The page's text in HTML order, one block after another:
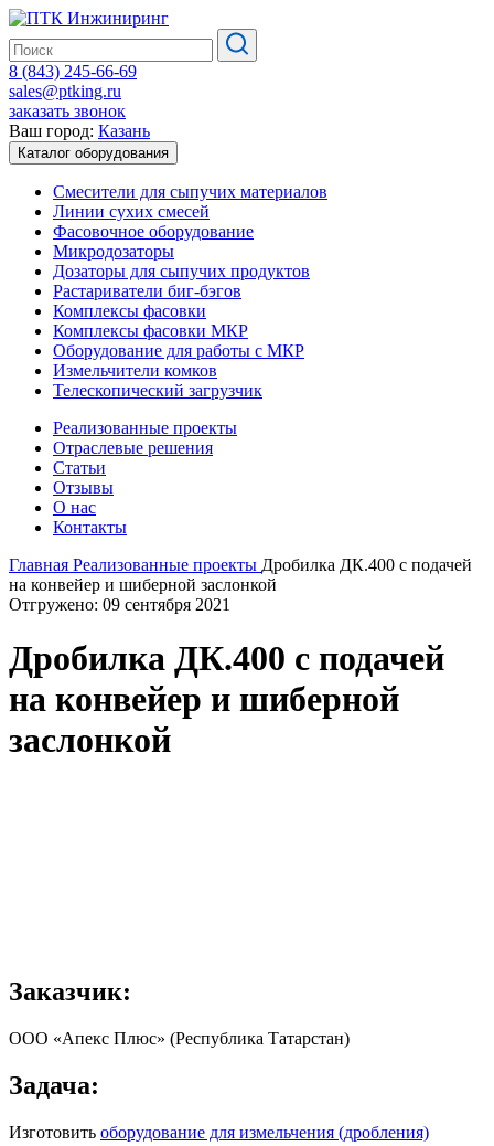
8 (843) 245-66-69
sales@ptking.ru
заказать звонок
Ваш город: Казань
Каталог оборудования
Смесители для сыпучих материалов
Линии сухих смесей
Фасовочное оборудование
Микродозаторы
Дозаторы для сыпучих продуктов
Растариватели биг-бэгов
Комплексы фасовки
Комплексы фасовки МКР
Оборудование для работы с МКР
Измельчители комков
Телескопический загрузчик
Реализованные проекты
Отраслевые решения
Статьи
Отзывы
О нас
Контакты
Главная Реализованные проекты Дробилка ДК.400 с подачей
на конвейер и шиберной заслонкой
Отгружено: 09 сентября 2021
Дробилка ДК.400 с подачей
на конвейер и шиберной
заслонкой
Заказчик:
ООО «Апекс Плюс» (Республика Татарстан)
Задача:
Изготовить оборудование для измельчения (дробления)